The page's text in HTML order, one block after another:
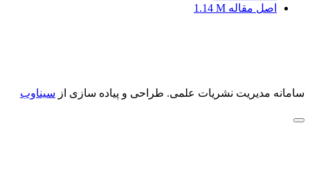
اصل مقاله 1.14 M
سامانه مدیریت نشریات علمی. طراحی و پیاده سازی از سیناوب